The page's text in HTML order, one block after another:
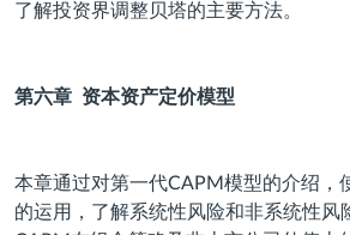
了解投资界调整贝塔的主要方法。
第六章 资本资产定价模型
本章通过对第一代CAPM模型的介绍，
的运用，了解系统性风险和非系统性风